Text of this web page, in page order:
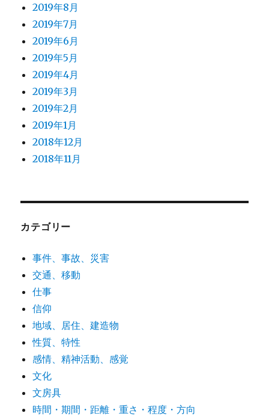
2019年8月
2019年7月
2019年6月
2019年5月
2019年4月
2019年3月
2019年2月
2019年1月
2018年12月
2018年11月
カテゴリー
事件、事故、災害
交通、移動
仕事
信仰
地域、居住、建造物
性質、特性
感情、精神活動、感覚
文化
文房具
時間・期間・距離・重さ・程度・方向